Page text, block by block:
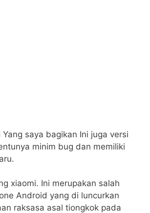
saya bagikan Ini juga versi
minim bug dan memiliki
xiaomi. Ini merupakan salah
Android yang di luncurkan
raksasa asal tiongkok pada